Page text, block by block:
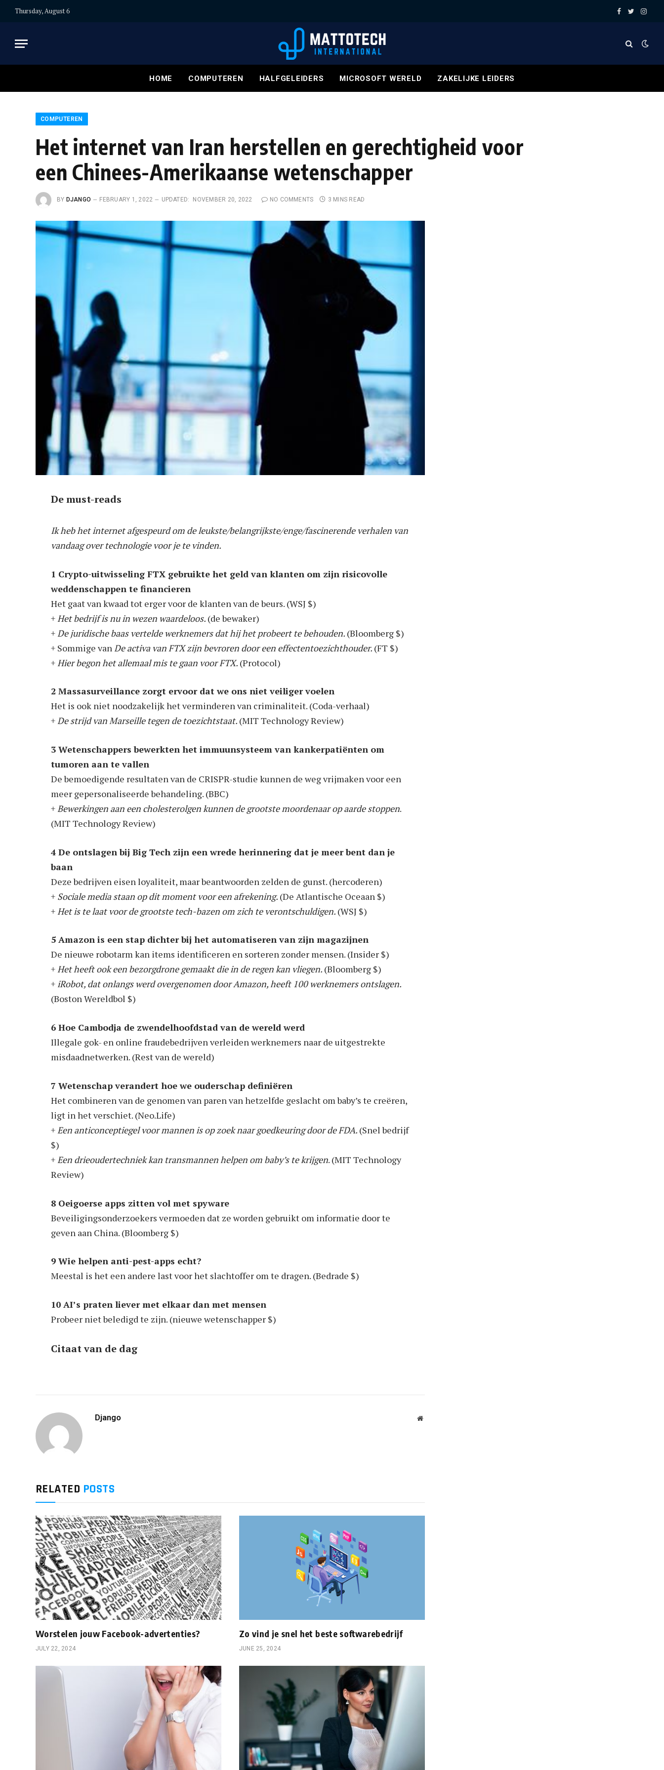
Thursday, August 6 Facebook
Twitter
HOME COMPUTEREN HALFGELEIDERS MICROSOFT WERELD ZAKELIJKE LEIDERS
COMPUTEREN
Het internet van Iran herstellen en gerechtigheid voor
een Chinees-Amerikaanse wetenschapper
BY DJANGO FEBRUARY 1, 2022 UPDATED: NOVEMBER 20, 2022 NO COMMENTS 3 MINS READ
De must-reads
Ik heb het internet afgespeurd om de leukste/belangrijkste/enge/fascinerende verhalen van
vandaag over technologie voor je te vinden.
1 Crypto-uitwisseling FTX gebruikte het geld van klanten om zijn risicovolle
weddenschappen te financieren
Het gaat van kwaad tot erger voor de klanten van de beurs. (WSJ $)
+ Het bedrijf is nu in wezen waardeloos. (de bewaker)
+ De juridische baas vertelde werknemers dat hij het probeert te behouden. (Bloomberg $)
+ Sommige van De activa van FTX zijn bevroren door een effectentoezichthouder. (FT $)
+ Hier begon het allemaal mis te gaan voor FTX. (Protocol)
2 Massasurveillance zorgt ervoor dat we ons niet veiliger voelen
Het is ook niet noodzakelijk het verminderen van criminaliteit. (Coda-verhaal)
+De strijd van Marseille tegen de toezichtstaat. (MIT Technology Review)
3 Wetenschappers bewerkten het immuunsysteem van kankerpatiënten om
tumoren aan te vallen
De bemoedigende resultaten van de CRISPR-studie kunnen de weg vrijmaken voor een
meer gepersonaliseerde behandeling. (BBC)
+Bewerkingen aan een cholesterolgen kunnen de grootste moordenaar op aarde stoppen.
(MIT Technology Review)
4 De ontslagen bij Big Tech zijn een wrede herinnering dat je meer bent dan je
baan
Deze bedrijven eisen loyaliteit, maar beantwoorden zelden de gunst. (hercoderen)
+ Sociale media staan ​​op dit moment voor een afrekening. (De Atlantische Oceaan $)
+ Het is te laat voor de grootste tech-bazen om zich te verontschuldigen. (WSJ $)
5 Amazon is een stap dichter bij het automatiseren van zijn magazijnen
De nieuwe robotarm kan items identificeren en sorteren zonder mensen. (Insider $)
+Het heeft ook een bezorgdrone gemaakt die in de regen kan vliegen. (Bloomberg $)
+ iRobot, dat onlangs werd overgenomen door Amazon, heeft 100 werknemers ontslagen.
(Boston Wereldbol $)
6 Hoe Cambodja de zwendelhoofdstad van de wereld werd
Illegale gok- en online fraudebedrijven verleiden werknemers naar de uitgestrekte
misdaadnetwerken. (Rest van de wereld)
7 Wetenschap verandert hoe we ouderschap definiëren
Het combineren van de genomen van paren van hetzelfde geslacht om baby’s te creëren,
ligt in het verschiet. (Neo.Life)
+Een anticonceptiegel voor mannen is op zoek naar goedkeuring door de FDA. (Snel bedrijf
$)
+Een drieoudertechniek kan transmannen helpen om baby’s te krijgen. (MIT Technology
Review)
8 Oeigoerse apps zitten vol met spyware
Beveiligingsonderzoekers vermoeden dat ze worden gebruikt om informatie door te
geven aan China. (Bloomberg $)
9 Wie helpen anti-pest-apps echt?
Meestal is het een andere last voor het slachtoffer om te dragen. (Bedrade $)
10 AI’s praten liever met elkaar dan met mensen
Probeer niet beledigd te zijn. (nieuwe wetenschapper $)
Citaat van de dag
Django Website
RELATED POSTS
Worstelen jouw Facebook-advertenties?
JULY 22, 2024
Zo vind je snel het beste softwarebedrijf
JUNE 25, 2024